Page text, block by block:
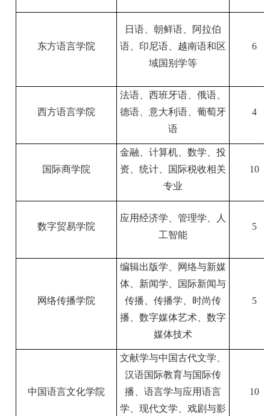
东方语言学院
日语、朝鲜语、阿拉伯
语、印尼语、越南语和区
域国别学等
6
西方语言学院
法语、西班牙语、俄语、
德语、意大利语、葡萄牙
语
4
国际商学院
金融、计算机、数学、投
资、统计、国际税收相关
专业
10
数字贸易学院
应用经济学、管理学、人
工智能
5
网络传播学院
编辑出版学、网络与新媒
体、新闻学、国际新闻与
传播、传播学、时尚传
播、数字媒体艺术、数字
媒体技术
5
中国语言文化学院
文献学与中国古代文学、
汉语国际教育与国际传
播、语言学与应用语言
学、现代文学、戏剧与影
10